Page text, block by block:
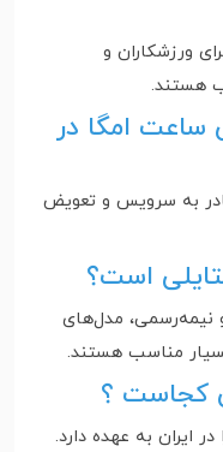
ورزشکاران و
هستند.
ساعت امگا در
قادر به سرویس و تعویض
است؟
نیمه‌رسمی، مدل‌های
مناسب هستند.
کجاست ؟
ایران به عهده دارد‌.